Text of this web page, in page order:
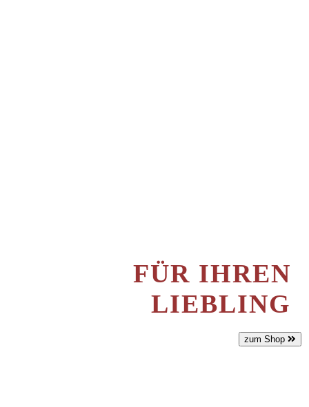
FÜR IHREN
LIEBLING
zum Shop